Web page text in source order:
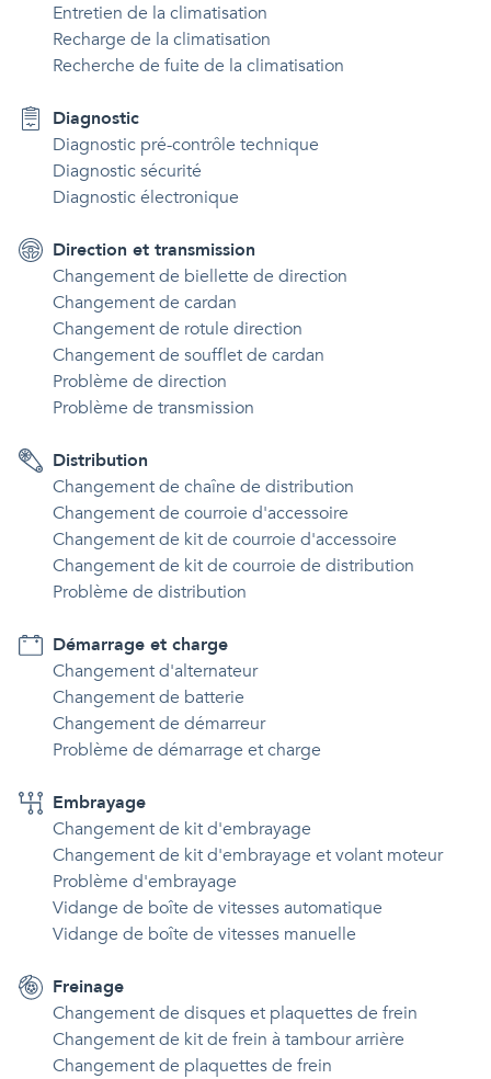
Entretien de la climatisation
Recharge de la climatisation
Recherche de fuite de la climatisation
Diagnostic
Diagnostic pré-contrôle technique
Diagnostic sécurité
Diagnostic électronique
Direction et transmission
Changement de biellette de direction
Changement de cardan
Changement de rotule direction
Changement de soufflet de cardan
Problème de direction
Problème de transmission
Distribution
Changement de chaîne de distribution
Changement de courroie d'accessoire
Changement de kit de courroie d'accessoire
Changement de kit de courroie de distribution
Problème de distribution
Démarrage et charge
Changement d'alternateur
Changement de batterie
Changement de démarreur
Problème de démarrage et charge
Embrayage
Changement de kit d'embrayage
Changement de kit d'embrayage et volant moteur
Problème d'embrayage
Vidange de boîte de vitesses automatique
Vidange de boîte de vitesses manuelle
Freinage
Changement de disques et plaquettes de frein
Changement de kit de frein à tambour arrière
Changement de plaquettes de frein